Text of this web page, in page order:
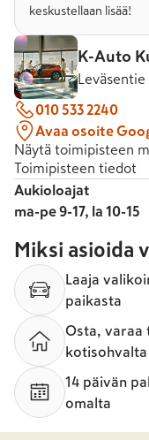
keskustellaan lisää!
K-Auto
010 533 2240
Avaa osoite
Näytä toimipisteen
Toimipisteen tiedot
Aukioloajat
ma-pe 9-17, la 10-15
Miksi asioida
Laaja
paikasta
Osta, varaa
kotisohvalta
14 päivän
omalta